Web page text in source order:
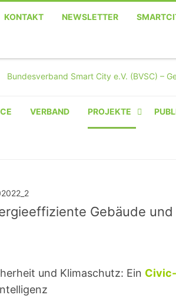
KONTAKT NEWSLETTER
VERBAND PROJEKTE
BUILDINGS
Gebäude
und Klimaschutz: Ein